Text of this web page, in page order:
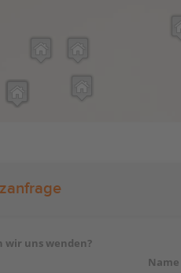
wir uns wenden?
Name